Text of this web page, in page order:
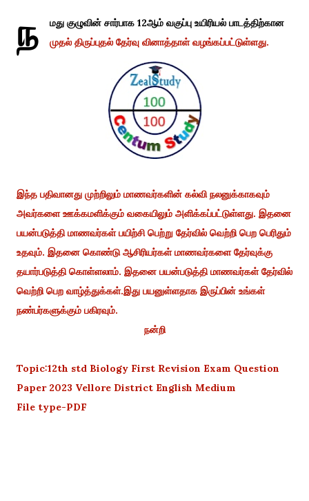
ந
மது குழுவின் சார்பாக 12ஆம் வகுப்பு உயிரியல் பாடத்திற்கான
முதல் திருப்புதல் தேர்வு வினாத்தாள் வழங்கப்பட்டுள்ளது.
இந்த பதிவானது முற்றிலும் மாணவர்களின் கல்வி நலனுக்காகவும்
அவர்களை ஊக்கமளிக்கும் வகையிலும் அளிக்கப்பட்டுள்ளது. இதனை
பயன்படுத்தி மாணவர்கள் பயிற்சி பெற்று தேர்வில் வெற்றி பெற பெரிதும்
உதவும். இதனை கொண்டு ஆசிரியர்கள் மாணவர்களை தேர்வுக்கு
தயார்படுத்தி கொள்ளலாம். இதனை பயன்படுத்தி மாணவர்கள் தேர்வில்
வெற்றி பெற வாழ்த்துக்கள்.இது பயனுள்ளதாக இருப்பின் உங்கள்
நண்பர்களுக்கும் பகிரவும்.
நன்றி
Topic:12th std Biology First Revision Exam Question
Paper 2023 Vellore District English Medium
File type-PDF